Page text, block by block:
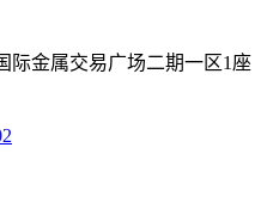
际金属交易广场二期一区1座